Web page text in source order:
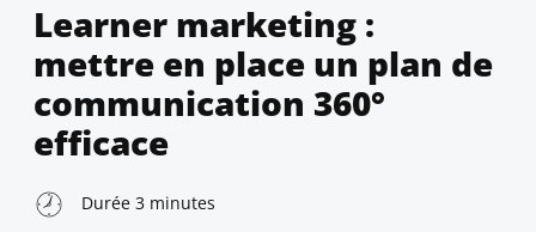
Learner marketing :
mettre en place un plan de
communication 360°
efficace
Durée 3 minutes